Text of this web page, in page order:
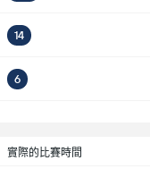
14
6
實際的比賽時間